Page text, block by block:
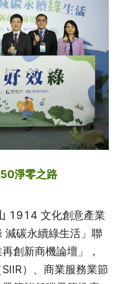
淨零之路
1914 文化創意產業
減碳永續綠生活」聯
創新商機論壇」，
）、商業服務業節